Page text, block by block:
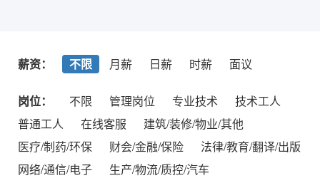
薪资： 不限 月薪 日薪 时薪 面议
岗位： 不限 管理岗位 专业技术
技术工人
普通工人
在线客服
建筑/装修/物业/其他
医疗/制药/环保
财会/金融/保险
法律/教育/翻译/出版
网络/通信/电子
生产/物流/质控/汽车